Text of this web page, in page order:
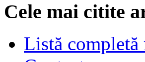
Cele mai citite
Listă completă